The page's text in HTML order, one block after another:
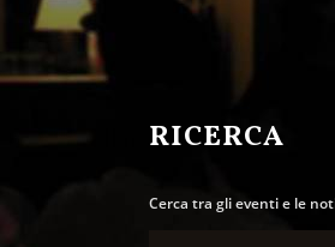
RICERCA
Cerca tra gli eventi e le